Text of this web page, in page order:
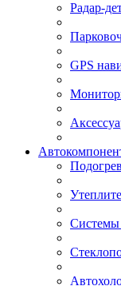
Радар-
GPS
Системы